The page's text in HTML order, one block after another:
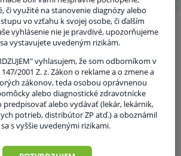
kusoch (v rolke 15 ks).
10 roliek.
zapečateného obalu tohto
ochrany zdravia alebo
možné odstúpiť od kúpnej
či využité na stanovenie diagnózy alebo
vo vzťahu k svojej osobe, či ďalším
vyhlásenie nie je pravdivé, upozorňujeme
sa vystavujete uvedeným rizikám.
vyhlasujem, že som odborníkom v
2001 Z. z. Zákon o reklame a o zmene a
zákonov, teda osobou oprávnenou
alebo diagnostické zdravotnícke
alebo vydávať (lekár, lekárnik,
potrieb, distribútor ZP atď.) a oboznámil
s vyššie uvedenými rizikami.